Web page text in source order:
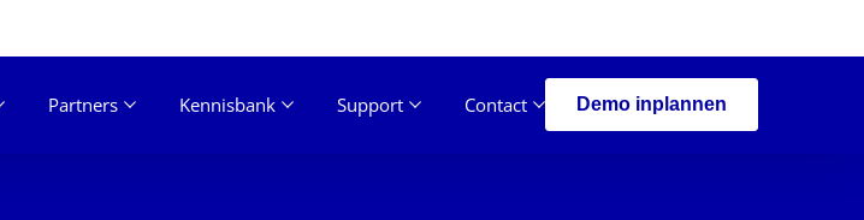
Partners Kennisbank Support Contact Demo inplannen